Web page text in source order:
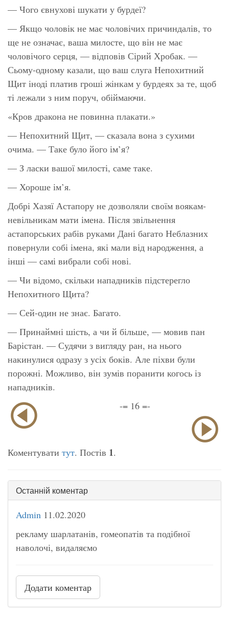
— Чого євнухові шукати у бурдеї?
— Якщо чоловік не має чоловічих причиндалів, то
ще не означає, ваша милосте, що він не має
чоловічого серця, — відповів Сірий Хробак. —
Сьому-одному казали, що ваш слуга Непохитний
Щит іноді платив гроші жінкам у бурдеях за те, щоб
ті лежали з ним поруч, обіймаючи.
«Кров дракона не повинна плакати.»
— Непохитний Щит, — сказала вона з сухими
очима. — Таке було його ім’я?
— З ласки вашої милості, саме таке.
— Хороше ім’я.
Добрі Хазяї Астапору не дозволяли своїм воякам-
невільникам мати імена. Після звільнення
астапорських рабів руками Дані багато Неблазних
повернули собі імена, які мали від народження, а
інші — самі вибрали собі нові.
— Чи відомо, скільки нападників підстерегло
Непохитного Щита?
— Сей-один не знає. Багато.
— Принаймні шість, а чи й більше, — мовив пан
Барістан. — Судячи з вигляду ран, на нього
накинулися одразу з усіх боків. Але піхви були
порожні. Можливо, він зумів поранити когось із
нападників.
-= 16 =-
Коментувати тут. Постів 1.
Останній коментар
Admin 11.02.2020
рекламу шарлатанів, гомеопатів та подібної
наволочі, видаляємо
Додати коментар